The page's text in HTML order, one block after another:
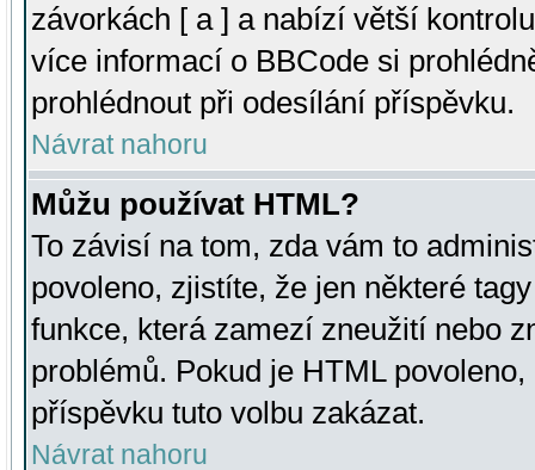
závorkách [ a ] a nabízí větší
více informací o BBCode si
prohlédnout při odesílání příspěvku.
Návrat nahoru
Můžu používat HTML?
To závisí na tom, zda vám to
povoleno, zjistíte, že jen některé
funkce, která zamezí zneužití nebo
problémů. Pokud je HTML
příspěvku tuto volbu zakázat.
Návrat nahoru